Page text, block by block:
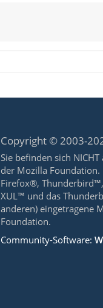
Copyright © 2003-
Sie befinden sich
der Mozilla
Firefox®,
XUL™ und das
anderen) eingetragene
Foundation.
Community-Software: